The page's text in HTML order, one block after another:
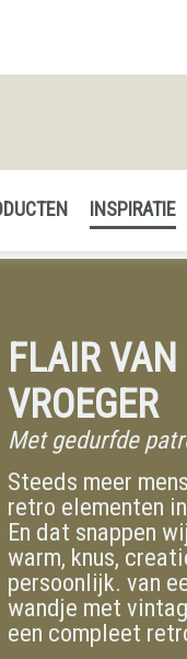
INSPIRATIE
FLAIR VAN
VROEGER
Met gedurfde
Steeds meer
retro elementen
En dat snappen
warm, knus,
persoonlijk. van
wandje met
een compleet